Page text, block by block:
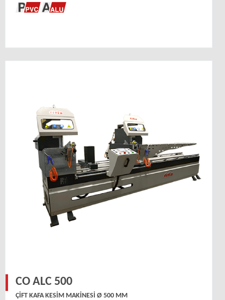
CO ALC 500
ÇIFT KAFA KESIM MAKINESI Ø 500 MM